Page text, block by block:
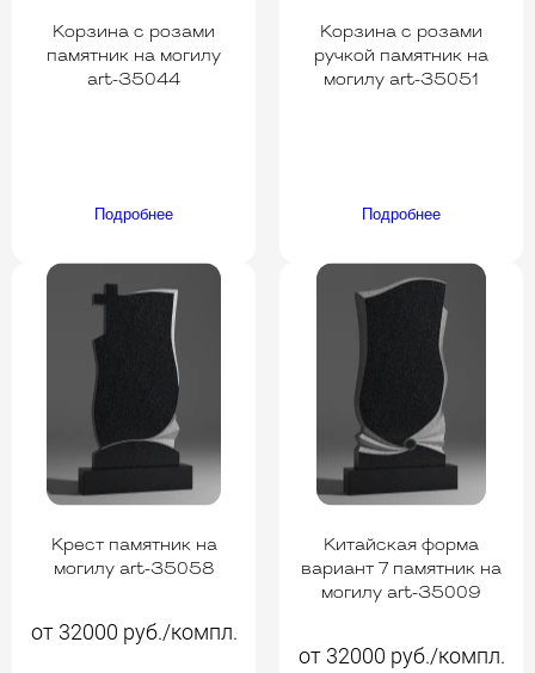
Корзина с розами
памятник на могилу
art-35044
Подробнее
Корзина с розами
ручкой памятник на
могилу art-35051
Подробнее
Крест памятник на
могилу art-35058
от 32000 руб./компл.
Китайская форма
вариант 7 памятник на
могилу art-35009
от 32000 руб./компл.